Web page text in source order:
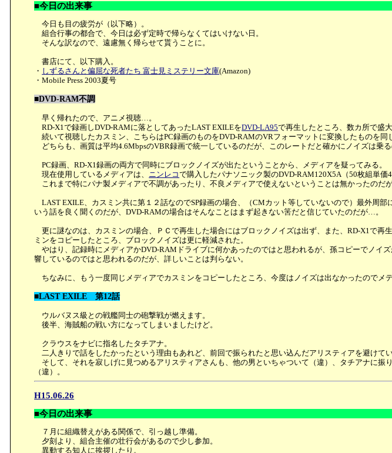
■今日の出来事
今日も目の疲労が（以下略）。
組合行事の都合で、今日は必ず定時で帰らなくてはいけない日。
そんな訳なので、遠慮無く帰らせて貰うことに。
書店にて、以下購入。
・ しずるさんと偏屈な死者たち 富士見ミステリー文庫(Amazon)
・Mobile Press 2003夏号
■DVD-RAM不調
早く帰れたので、アニメ視聴…。
RD-X1で録画しDVD-RAMに落としてあったLAST EXILEをDVD-LA95で再生したところ、数カ所で盛
続いて視聴したカスミン、こちらはPC録画のものをDVD-RAMのVRフォーマットに変換したものを
どちらも、画質は平均4.6MbpsのVBR録画で統一しているのだが、このレートだと確かにノイズは乗
PC録画、RD-X1録画の両方で同時にブロックノイズが出たということから、メディアを疑ってみる。
現在使用しているメディアは、 ニンレコで購入したパナソニック製のDVD-RAM120X5A（50枚組単価
これまで特にパナ製メディアで不調があったり、不良メディアで使えないということは無かったのだ
LAST EXILE、カスミン共に第１２話なのでSP録画の場合、（CMカット等していないので）最外周
いう話を良く聞くのだが、DVD-RAMの場合はそんなことはまず起きない筈だと信じていたのだが…。
更に謎なのは、カスミンの場合、ＰＣで再生した場合にはブロックノイズは出ず、また、RD-X1で
ミンをコピーしたところ、ブロックノイズは更に軽減された。
やはり、記録時にメディアかDVD-RAMドライブに何かあったのではと思われるが、孫コピーでノイ
響しているのではと思われるのだが、詳しいことは判らない。
ちなみに、もう一度同じメディアでカスミンをコピーしたところ、今度はノイズは出なかったのでメ
■LAST EXILE 第12話
ウルバヌス級との戦艦同士の砲撃戦が燃えます。
後半、海賊船の戦い方になってしまいましたけど。
クラウスをナビに指名したタチアナ。
二人きりで話をしたかったという理由もあれど、前回で振られたと思い込んだアリスティアを避けて
そして、それを寂しげに見つめるアリスティアさんも、他の男といちゃついて（違）、タチアナに
（違）。
H15.06.26
■今日の出来事
７月に組織替えがある関係で、引っ越し準備。
夕刻より、組合主催の壮行会があるので少し参加。
異動する知人に挨拶したり。